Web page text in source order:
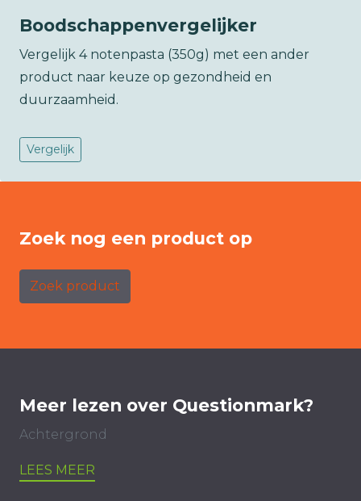
Boodschappenvergelijker
Vergelijk 4 notenpasta (350g) met een ander
product naar keuze op gezondheid en
duurzaamheid.
Vergelijk
Zoek nog een product op
Zoek product
Meer lezen over Questionmark?
Achtergrond
LEES MEER